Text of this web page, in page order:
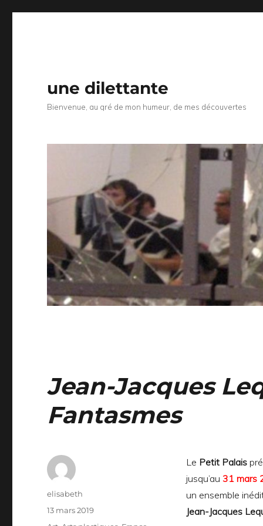
une dilettante
Bienvenue, au gré de mon humeur, de mes découvertes
Jean-Jacques
Fantasmes
Le Petit Palais
jusqu’au 31 mars
un ensemble
Jean-Jacques
Auteur
elisabeth
Publié
13 mars 2019